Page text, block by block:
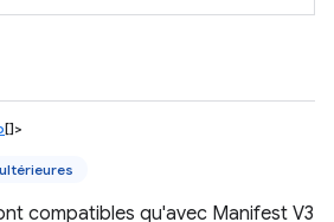
[]>
compatibles qu'avec Manifest V3